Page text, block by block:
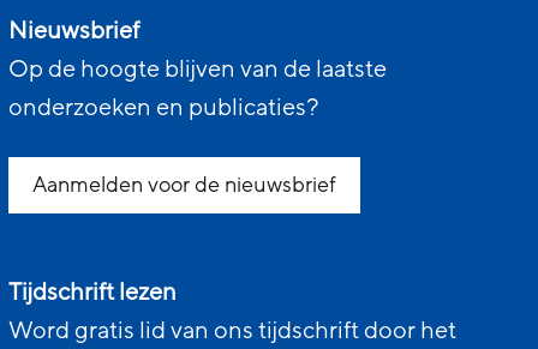
Nieuwsbrief
Op de hoogte blijven van de laatste
onderzoeken en publicaties?
Aanmelden voor de nieuwsbrief
Tijdschrift lezen
Word gratis lid van ons tijdschrift door het